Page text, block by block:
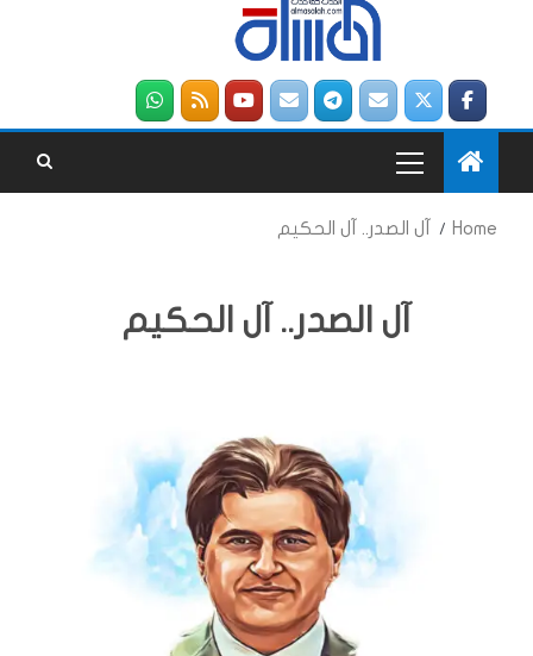
Home آل الصدر.. آل الحكيم
آل الصدر.. آل الحكيم